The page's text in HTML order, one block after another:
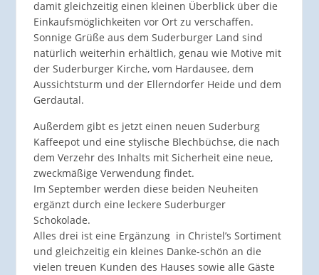
damit gleichzeitig einen kleinen Überblick über die
Einkaufsmöglichkeiten vor Ort zu verschaffen.
Sonnige Grüße aus dem Suderburger Land sind
natürlich weiterhin erhältlich, genau wie Motive mit
der Suderburger Kirche, vom Hardausee, dem
Aussichtsturm und der Ellerndorfer Heide und dem
Gerdautal.
Außerdem gibt es jetzt einen neuen Suderburg
Kaffeepot und eine stylische Blechbüchse, die nach
dem Verzehr des Inhalts mit Sicherheit eine neue,
zweckmäßige Verwendung findet.
Im September werden diese beiden Neuheiten
ergänzt durch eine leckere Suderburger
Schokolade.
Alles drei ist eine Ergänzung in Christel’s Sortiment
und gleichzeitig ein kleines Danke-schön an die
vielen treuen Kunden des Hauses sowie alle Gäste